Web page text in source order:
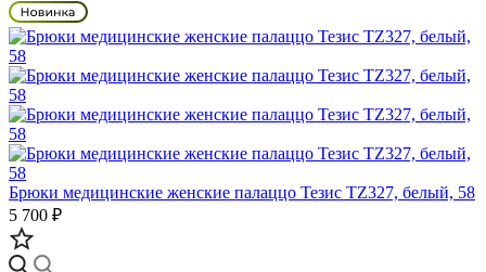
Брюки медицинские женские палаццо Тезис TZ327, белый, 58
5 700 ₽